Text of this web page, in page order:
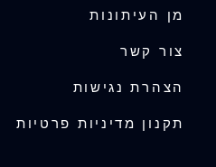
מן העיתונות
צור קשר
הצהרת נגישות
תקנון מדיניות פרטיות